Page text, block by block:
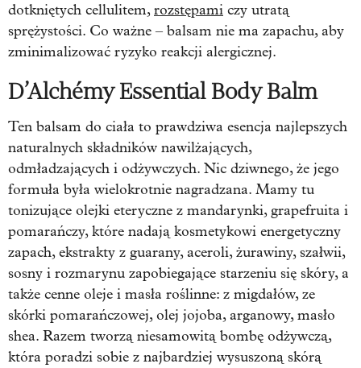
dotkniętych cellulitem,rozstępami czy utratą
sprężystości. Co ważne – balsam nie ma zapachu, aby
zminimalizować ryzyko reakcji alergicznej.
D’Alchémy Essential Body Balm
Ten balsam do ciała to prawdziwa esencja najlepszych
naturalnych składników nawilżających,
odmładzających i odżywczych. Nic dziwnego, że jego
formuła była wielokrotnie nagradzana. Mamy tu
tonizujące olejki eteryczne z mandarynki, grapefruita i
pomarańczy, które nadają kosmetykowi energetyczny
zapach, ekstrakty z guarany, aceroli, żurawiny, szałwii,
sosny i rozmarynu zapobiegające starzeniu się skóry, a
także cenne oleje i masła roślinne: z migdałów, ze
skórki pomarańczowej, olej jojoba, arganowy, masło
shea. Razem tworzą niesamowitą bombę odżywczą,
która poradzi sobie z najbardziej wysuszoną skórą